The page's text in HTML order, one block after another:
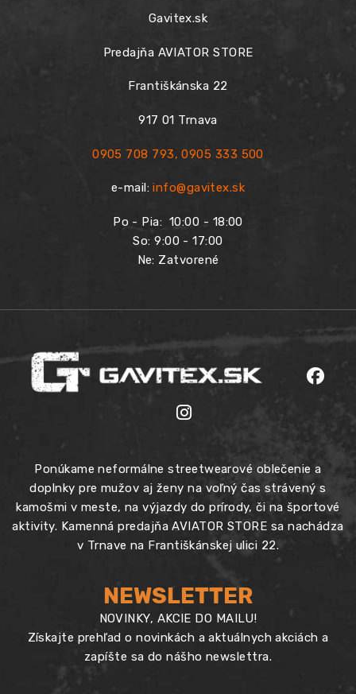
Gavitex.sk
Predajňa AVIATOR STORE
Františkánska 22
917 01 Trnava
0905 708 793,0905 333 500
e-mail:info@gavitex.sk
Po - Pia:10:00 - 18:00
So: 9:00 - 17:00
Ne: Zatvorené
Ponúkame neformálne streetwearové oblečenie a
doplnky pre mužov aj ženy na voľný čas strávený s
kamošmi v meste, na výjazdy do prírody, či na športové
aktivity. Kamenná predajňa AVIATOR STORE sa nachádza
v Trnave na Františkánskej ulici 22.
NEWSLETTER
NOVINKY, AKCIE DO MAILU!
Získajte prehľad o novinkách a aktuálnych akciách a
zapíšte sa do nášho newslettra.